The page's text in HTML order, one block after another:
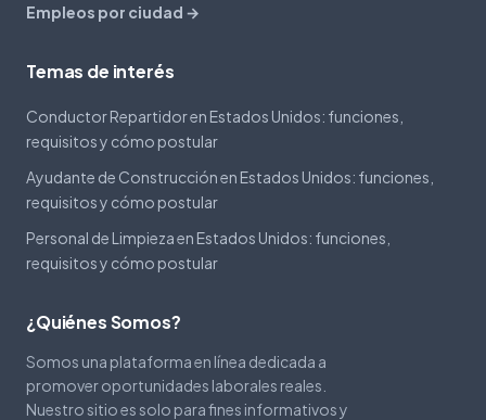
Empleos por ciudad →
Temas de interés
Conductor Repartidor en Estados Unidos: funciones,
requisitos y cómo postular
Ayudante de Construcción en Estados Unidos: funciones,
requisitos y cómo postular
Personal de Limpieza en Estados Unidos: funciones,
requisitos y cómo postular
¿Quiénes Somos?
Somos una plataforma en línea dedicada a
promover oportunidades laborales reales.
Nuestro sitio es solo para fines informativos y